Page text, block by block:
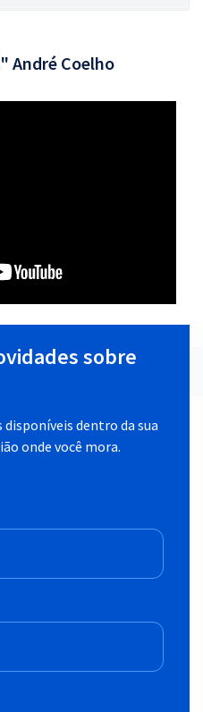
André Coelho
sobre
dentro da sua
onde você mora.